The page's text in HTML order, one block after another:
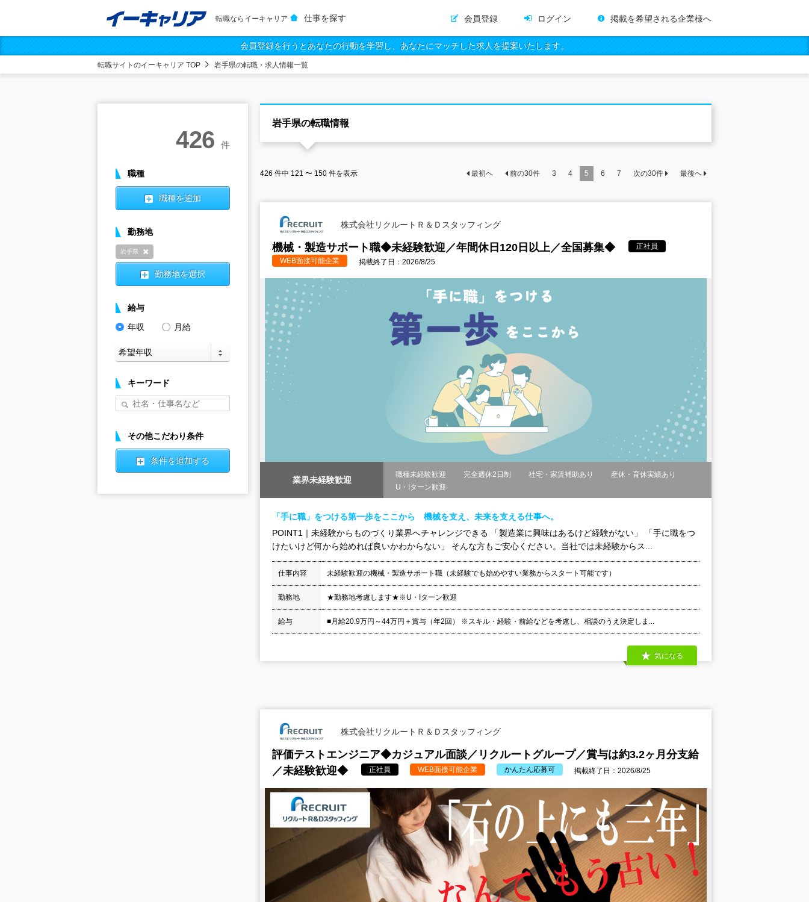
転職ならイーキャリア 仕事を探す 会員登録 ログイン 掲載を希望される企業様へ
会員登録を行うとあなたの行動を学習し、あなたにマッチした求人を提案いたします。
転職サイトのイーキャリア TOP 岩手県の転職・求人情報一覧
岩手県の転職情報
426 件中 121 〜 150 件を表示 最初へ 前の30件 3 4 5 6 7 次の30件 最後へ
株式会社リクルートＲ＆Ｄスタッフィング
機械・製造サポート職◆未経験歓迎／年間休日120日以上／全国募集◆
正社員
WEB面接可能企業
掲載終了日：2026/8/25
業界未経験歓迎
職種未経験歓迎 完全週休2日制 社宅・家賃補助あり
産休・育休実績あり
U・Iターン歓迎
「手に職」をつける第一歩をここから 機械を支え、未来を支える仕事へ。
POINT1｜未経験からものづくり業界へチャレンジできる 「製造業に興味はあるけど経験がない」 「手に職をつ
けたいけど何から始めれば良いかわからない」 そんな方もご安心ください。当社では未経験からス...
仕事内容 未経験歓迎の機械・製造サポート職（未経験でも始めやすい業務からスタート可能です）
勤務地 ★勤務地考慮します★※U・Iターン歓迎
給与 ■月給20.9万円～44万円＋賞与（年2回） ※スキル・経験・前給などを考慮し、相談のうえ決定しま...
気になる
株式会社リクルートＲ＆Ｄスタッフィング
評価テストエンジニア◆カジュアル面談／リクルートグループ／賞与は約3.2ヶ月分支給
／未経験歓迎◆
正社員 WEB面接可能企業 かんたん応募可 掲載終了日：2026/8/25
426 件
職種
職種を追加
勤務地
岩手県
勤務地を選択
給与
年収
月給
キーワード
その他こだわり条件
条件を追加する